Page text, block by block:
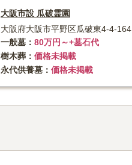
大阪市設 瓜破霊園
大阪府大阪市平野区瓜破東4-4-164
一般墓
80万円～+墓石代
樹木葬
価格未掲載
永代供養墓
価格未掲載